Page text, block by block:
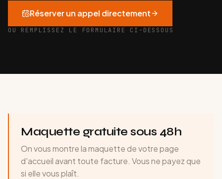
Réserver un appel directement
OU REMPLISSEZ LE FORMULAIRE CI-DESSOUS
Maquette gratuite sous 48h
On vous montre la maquette de votre page
d'accueil avant toute facture. Vous ne payez que
si elle vous plaît.